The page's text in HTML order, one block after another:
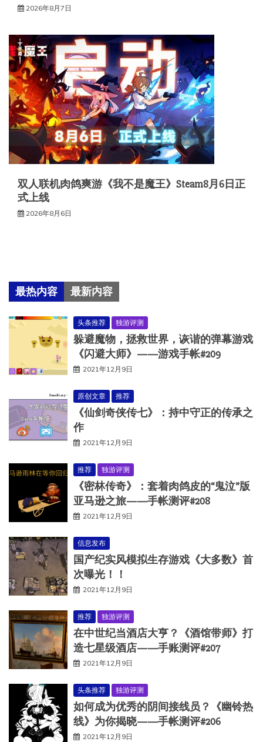
2026年8月7日
双人联机肉鸽爽游《我不是魔王》Steam8月6日正
式上线
2026年8月6日
最热内容 最新内容
头条推荐 独游评测
躲避魔物，拯救世界，诙谐的弹幕游戏
《闪避大师》——游戏手帐#209
2021年12月9日
原创文章 推荐
《仙剑奇侠传七》：持中守正的传承之
作
2021年12月9日
推荐 独游评测
《密林传奇》：套着肉鸽皮的“鬼泣”版
亚马逊之旅——手帐测评#208
2021年12月9日
信息发布
国产纪实风模拟生存游戏《大多数》首
次曝光！！
2021年12月9日
推荐 独游评测
在中世纪当酒店大亨？《酒馆带师》打
造七星级酒店——手账测评#207
2021年12月9日
头条推荐 独游评测
如何成为优秀的阴间接线员？《幽铃热
线》为你揭晓——手帐测评#206
2021年12月9日